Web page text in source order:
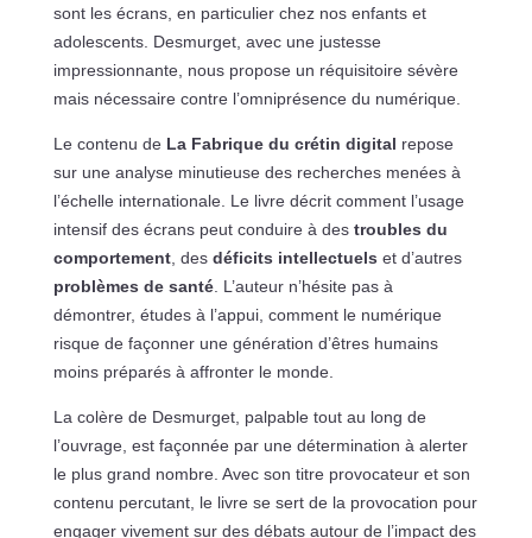
sont les écrans, en particulier chez nos enfants et
adolescents. Desmurget, avec une justesse
impressionnante, nous propose un réquisitoire sévère
mais nécessaire contre l’omniprésence du numérique.
Le contenu de La Fabrique du crétin digital repose
sur une analyse minutieuse des recherches menées à
l’échelle internationale. Le livre décrit comment l’usage
intensif des écrans peut conduire à des troubles du
comportement, des déficits intellectuels et d’autres
problèmes de santé. L’auteur n’hésite pas à
démontrer, études à l’appui, comment le numérique
risque de façonner une génération d’êtres humains
moins préparés à affronter le monde.
La colère de Desmurget, palpable tout au long de
l’ouvrage, est façonnée par une détermination à alerter
le plus grand nombre. Avec son titre provocateur et son
contenu percutant, le livre se sert de la provocation pour
engager vivement sur des débats autour de l’impact des